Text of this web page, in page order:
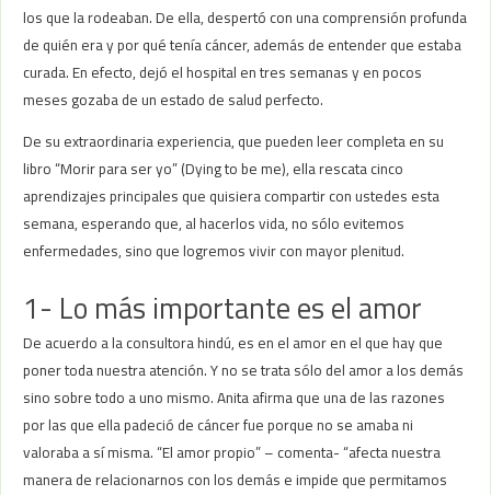
los que la rodeaban. De ella, despertó con una comprensión profunda
de quién era y por qué tenía cáncer, además de entender que estaba
curada. En efecto, dejó el hospital en tres semanas y en pocos
meses gozaba de un estado de salud perfecto.
De su extraordinaria experiencia, que pueden leer completa en su
libro “Morir para ser yo” (Dying to be me), ella rescata cinco
aprendizajes principales que quisiera compartir con ustedes esta
semana, esperando que, al hacerlos vida, no sólo evitemos
enfermedades, sino que logremos vivir con mayor plenitud.
1- Lo más importante es el amor
De acuerdo a la consultora hindú, es en el amor en el que hay que
poner toda nuestra atención. Y no se trata sólo del amor a los demás
sino sobre todo a uno mismo. Anita afirma que una de las razones
por las que ella padeció de cáncer fue porque no se amaba ni
valoraba a sí misma. “El amor propio” – comenta- “afecta nuestra
manera de relacionarnos con los demás e impide que permitamos